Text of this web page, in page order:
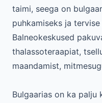
taimi, seega on
puhkamiseks ja
Balneokeskused
thalassoteraapiat,
maandamist,
Bulgaarias on ka palju